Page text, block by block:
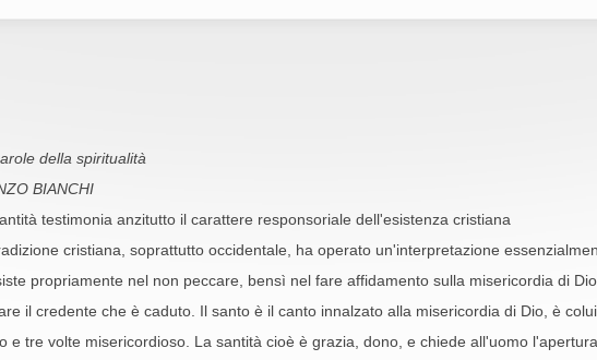
della spiritualità
BIANCHI
testimonia anzitutto il carattere responsoriale dell'esistenza cristiana
cristiana, soprattutto occidentale, ha operato un'interpretazione
propriamente nel non peccare, bensì nel fare affidamento sulla misericordia di
il credente che è caduto. Il santo è il canto innalzato alla misericordia di Dio, è
e tre volte misericordioso. La santità cioè è grazia, dono, e chiede all'uomo